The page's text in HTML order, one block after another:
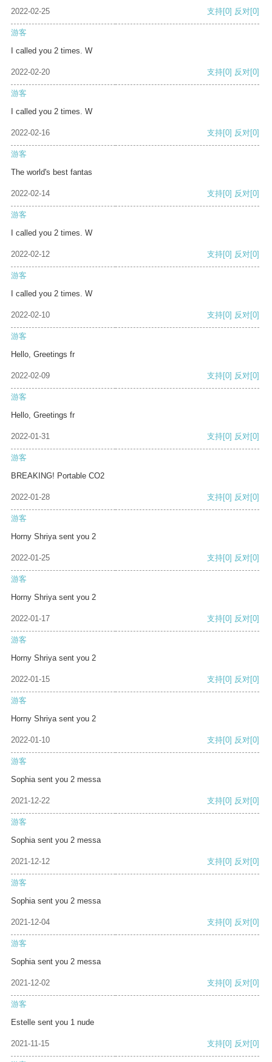
2022-02-25 支持[0] 反对[0]
游客
I called you 2 times. W
2022-02-20 支持[0] 反对[0]
游客
I called you 2 times. W
2022-02-16 支持[0] 反对[0]
游客
The world's best fantas
2022-02-14 支持[0] 反对[0]
游客
I called you 2 times. W
2022-02-12 支持[0] 反对[0]
游客
I called you 2 times. W
2022-02-10 支持[0] 反对[0]
游客
Hello, Greetings fr
2022-02-09 支持[0] 反对[0]
游客
Hello, Greetings fr
2022-01-31 支持[0] 反对[0]
游客
BREAKING! Portable CO2
2022-01-28 支持[0] 反对[0]
游客
Horny Shriya sent you 2
2022-01-25 支持[0] 反对[0]
游客
Horny Shriya sent you 2
2022-01-17 支持[0] 反对[0]
游客
Horny Shriya sent you 2
2022-01-15 支持[0] 反对[0]
游客
Horny Shriya sent you 2
2022-01-10 支持[0] 反对[0]
游客
Sophia sent you 2 messa
2021-12-22 支持[0] 反对[0]
游客
Sophia sent you 2 messa
2021-12-12 支持[0] 反对[0]
游客
Sophia sent you 2 messa
2021-12-04 支持[0] 反对[0]
游客
Sophia sent you 2 messa
2021-12-02 支持[0] 反对[0]
游客
Estelle sent you 1 nude
2021-11-15 支持[0] 反对[0]